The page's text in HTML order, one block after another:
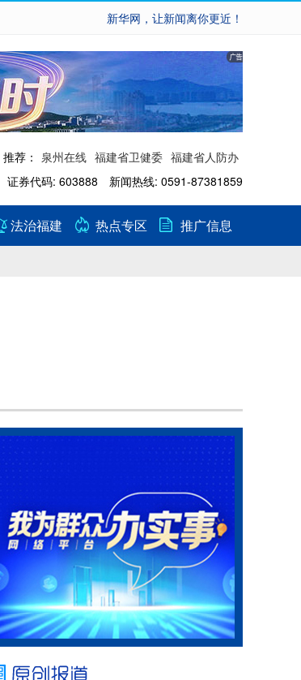
新华网，让新闻离你更近！
推荐： 泉州在线 福建省卫健委 福建省人防办
证券代码: 603888 新闻热线: 0591-87381859
法治福建 热点专区
推广信息